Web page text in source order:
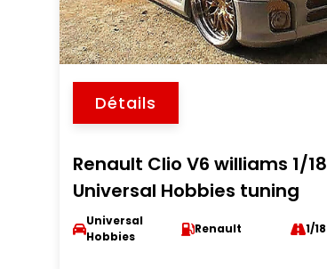
Détails
Renault Clio V6 williams 1/18
Universal Hobbies tuning
Universal
Hobbies
Renault 1/18